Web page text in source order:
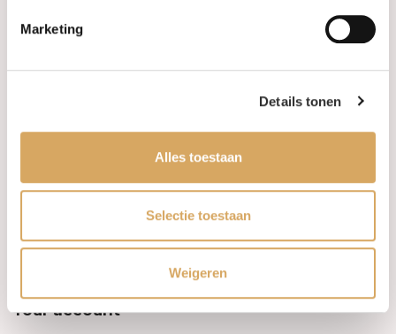
Marketing
Details tonen
Alles toestaan
Selectie toestaan
Weigeren
Leveringsvoorwaarden
Privacy Policy
Your account